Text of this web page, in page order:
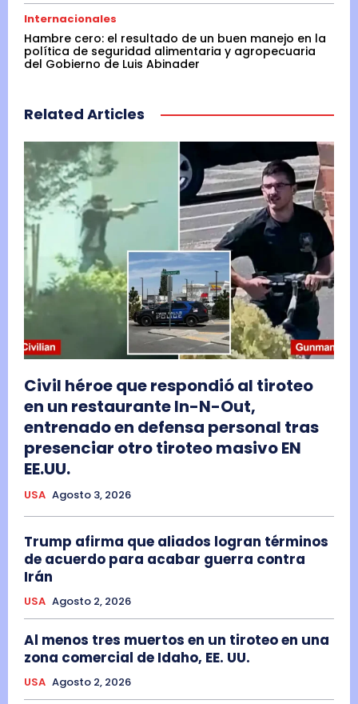
Internacionales
Hambre cero: el resultado de un buen manejo en la
política de seguridad alimentaria y agropecuaria
del Gobierno de Luis Abinader
Related Articles
Civil héroe que respondió al tiroteo
en un restaurante In-N-Out,
entrenado en defensa personal tras
presenciar otro tiroteo masivo EN
EE.UU.
USA Agosto 3, 2026
Trump afirma que aliados logran términos
de acuerdo para acabar guerra contra
Irán
USA Agosto 2, 2026
Al menos tres muertos en un tiroteo en una
zona comercial de Idaho, EE. UU.
USA Agosto 2, 2026